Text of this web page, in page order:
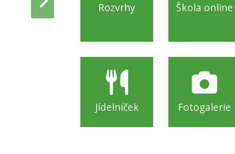
Rozvrhy Škola online
Jídelníček Fotogalerie